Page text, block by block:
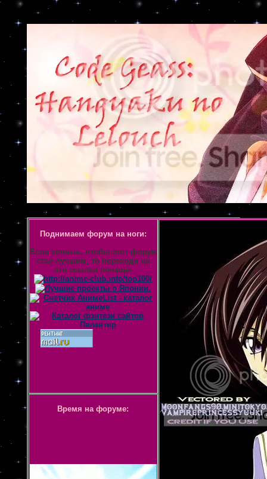
Объявление
Поднимаем форум на ноги:
Если хочешь, чтобы этот форум
стал лучшим, то переходи на
эти ссылки почаще-
Время на форуме: